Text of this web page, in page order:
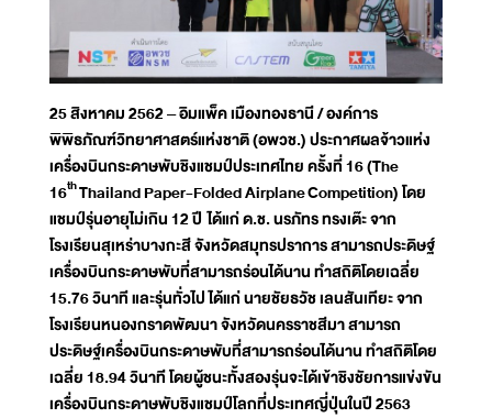
25 สิงหาคม 2562 – อิมแพ็ค เมืองทองธานี / องค์การ
พิพิธภัณฑ์วิทยาศาสตร์แห่งชาติ (อพวช.) ประกาศผลจ้าวแห่ง
เครื่องบินกระดาษพับชิงแชมป์ประเทศไทย ครั้งที่ 16 (The
16thThailand Paper-Folded AirplaneCompetition) โดย
แชมป์รุ่นอายุไม่เกิน 12 ปี ได้แก่ ด.ช. นรภัทร ทรงเต๊ะ จาก
โรงเรียนสุเหร่าบางกะสี จังหวัดสมุทรปราการ สามารถประดิษฐ์
เครื่องบินกระดาษพับที่สามารถร่อนได้นาน ทำสถิติโดยเฉลี่ย
15.76 วินาที และรุ่นทั่วไป ได้แก่ นายชัยธวัช เลนสันเทียะ จาก
โรงเรียนหนองกราดพัฒนา จังหวัดนครราชสีมา สามารถ
ประดิษฐ์เครื่องบินกระดาษพับที่สามารถร่อนได้นาน ทำสถิติโดย
เฉลี่ย 18.94 วินาที โดยผู้ชนะทั้งสองรุ่นจะได้เข้าชิงชัยการแข่งขัน
เครื่องบินกระดาษพับชิงแชมป์โลกที่ประเทศญี่ปุ่นในปี 2563